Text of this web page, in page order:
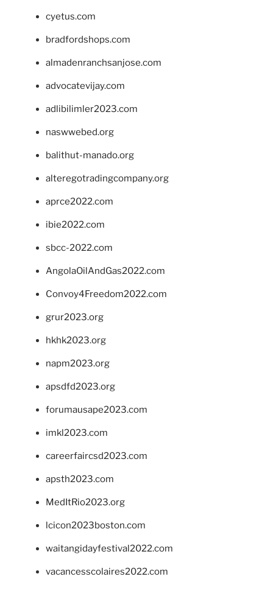
cyetus.com
bradfordshops.com
almadenranchsanjose.com
advocatevijay.com
adlibilimler2023.com
naswwebed.org
balithut-manado.org
alteregotradingcompany.org
aprce2022.com
ibie2022.com
sbcc-2022.com
AngolaOilAndGas2022.com
Convoy4Freedom2022.com
grur2023.org
hkhk2023.org
napm2023.org
apsdfd2023.org
forumausape2023.com
imkl2023.com
careerfaircsd2023.com
apsth2023.com
MedItRio2023.org
lcicon2023boston.com
waitangidayfestival2022.com
vacancesscolaires2022.com